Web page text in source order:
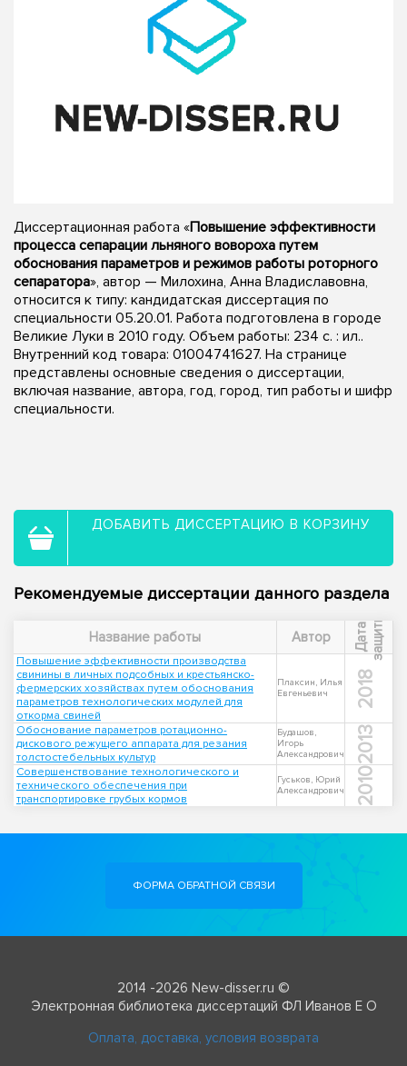
Диссертационная работа «Повышение эффективности
процесса сепарации льняного вовороха путем
обоснования параметров и режимов работы роторного
сепаратора», автор — Милохина, Анна Владиславовна,
относится к типу: кандидатская диссертация по
специальности 05.20.01. Работа подготовлена в городе
Великие Луки в 2010 году. Объем работы: 234 с. : ил..
Внутренний код товара: 01004741627. На странице
представлены основные сведения о диссертации,
включая название, автора, год, город, тип работы и шифр
специальности.
ДОБАВИТЬ ДИССЕРТАЦИЮ В КОРЗИНУ
Рекомендуемые диссертации данного раздела
Название работы Автор Д
а
т
а
з
а
щ
и
т ы
Повышение эффективности производства
свинины в личных подсобных и крестьянско-
фермерских хозяйствах путем обоснования
параметров технологических модулей для
откорма свиней
Плаксин, Илья
Евгеньевич
2018
Обоснование параметров ротационно-
дискового режущего аппарата для резания
толстостебельных культур
Будашов,
Игорь
Александрович
2013
Совершенствование технологического и
технического обеспечения при
транспортировке грубых кормов
Гуськов, Юрий
Александрович
2010
ФОРМА ОБРАТНОЙ СВЯЗИ
2014 -2026 New-disser.ru ©
Электронная библиотека диссертаций ФЛ Иванов Е О
Оплата, доставка, условия возврата